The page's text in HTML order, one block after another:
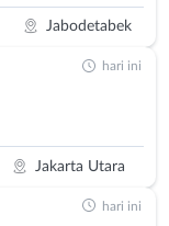
Jabodetabek
Jakarta Utara
hari ini
hari ini